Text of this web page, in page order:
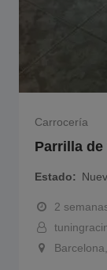
Carrocería
Parrilla de
Estado
2